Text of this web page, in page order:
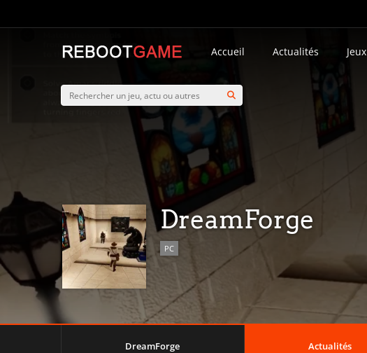
Accueil Actualités Jeux
DreamForge
PC
DreamForge Actualités